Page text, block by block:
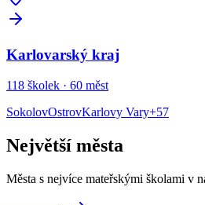
Karlovarský kraj
118 školek · 60 měst
SokolovOstrovKarlovy Vary+57
Největší města
Města s nejvíce mateřskými školami v